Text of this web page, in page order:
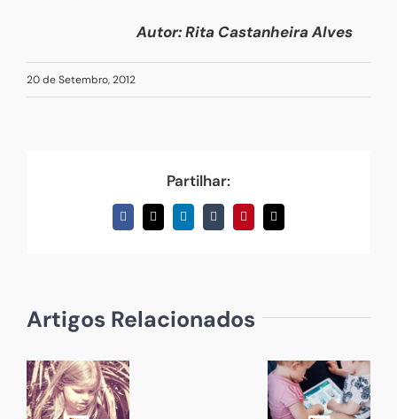
Autor: Rita Castanheira Alves
20 de Setembro, 2012
Partilhar:
Facebook
X LinkedInTumblrPinterestEmail
(necessário
Artigos Relacionados